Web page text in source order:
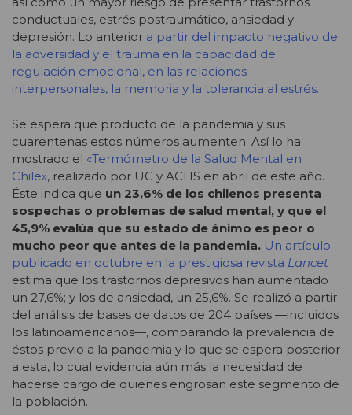
conductuales, estrés postraumático, ansiedad y
depresión. Lo anterior a partir del impacto negativo de
la adversidad y el trauma en la capacidad de
regulación emocional, en las relaciones
interpersonales, la memoria y la tolerancia al estrés.
Se espera que producto de la pandemia y sus
cuarentenas estos números aumenten. Así lo ha
mostrado el «Termómetro de la Salud Mental en
Chile», realizado por UC y ACHS en abril de este año.
Éste indica que un 23,6% de los chilenos presenta
sospechas o problemas de salud mental, y que el
45,9% evalúa que su estado de ánimo es peor o
mucho peor que antes de la pandemia. Un artículo
publicado en octubre en la prestigiosa revista Lancet
estima que los trastornos depresivos han aumentado
un 27,6%; y los de ansiedad, un 25,6%. Se realizó a partir
del análisis de bases de datos de 204 países —incluidos
los latinoamericanos—, comparando la prevalencia de
éstos previo a la pandemia y lo que se espera posterior
a esta, lo cual evidencia aún más la necesidad de
hacerse cargo de quienes engrosan este segmento de
la población.